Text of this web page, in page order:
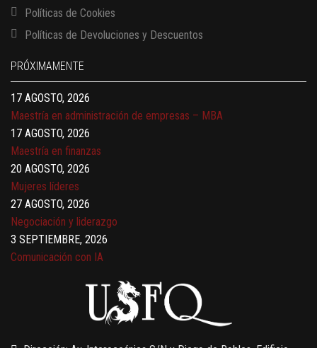
Políticas de Cookies
Políticas de Devoluciones y Descuentos
PRÓXIMAMENTE
13 AGOSTO, 2026
17 AGOSTO, 2026
Gerencia de empresas familiares
17 AGOSTO, 2026
Maestría en administración de empresas – MBA
17 AGOSTO, 2026
Maestría en finanzas
20 AGOSTO, 2026
Mujeres líderes
27 AGOSTO, 2026
Negociación y liderazgo
3 SEPTIEMBRE, 2026
Comunicación con IA
Gobernanza de datos
13 AGOSTO, 2026
Finanzas para no financieros